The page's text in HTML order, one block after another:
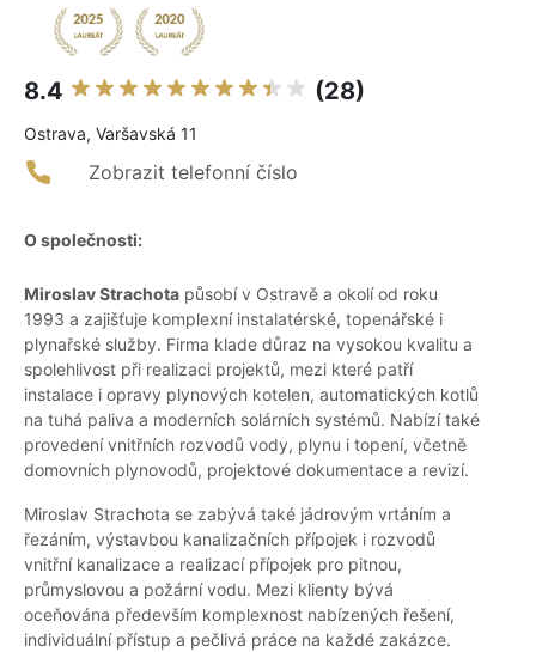
8.4 (28)
Ostrava, Varšavská 11
Zobrazit telefonní číslo
O společnosti:
Miroslav Strachota působí v Ostravě a okolí od roku
1993 a zajišťuje komplexní instalatérské, topenářské i
plynařské služby. Firma klade důraz na vysokou kvalitu a
spolehlivost při realizaci projektů, mezi které patří
instalace i opravy plynových kotelen, automatických kotlů
na tuhá paliva a moderních solárních systémů. Nabízí také
provedení vnitřních rozvodů vody, plynu i topení, včetně
domovních plynovodů, projektové dokumentace a revizí.
Miroslav Strachota se zabývá také jádrovým vrtáním a
řezáním, výstavbou kanalizačních přípojek i rozvodů
vnitřní kanalizace a realizací přípojek pro pitnou,
průmyslovou a požární vodu. Mezi klienty bývá
oceňována především komplexnost nabízených řešení,
individuální přístup a pečlivá práce na každé zakázce.